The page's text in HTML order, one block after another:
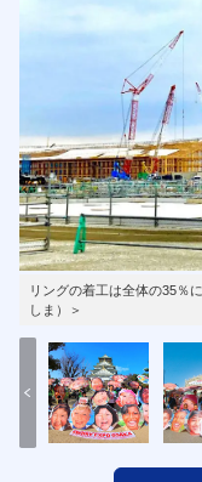
リングの着工は全体の35％
しま）＞